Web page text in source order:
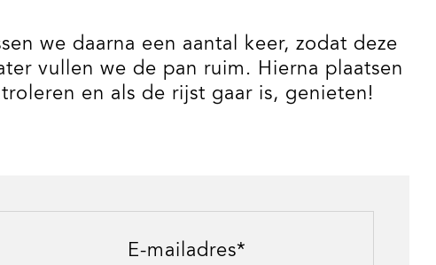
we daarna een aantal keer, zodat deze
vullen we de pan ruim. Hierna plaatsen
en als de rijst gaar is, genieten!
E-mailadres*